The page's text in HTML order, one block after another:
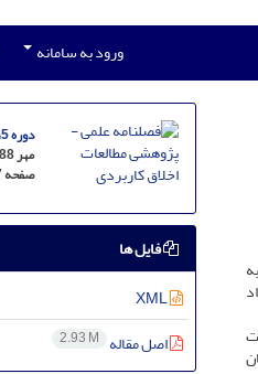
ورود به سامانه
دوره 5، شماره 17
مهر 1388
صفحه
فایل ها
XML
اصل مقاله 2.93 M